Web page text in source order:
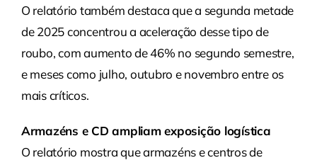
O relatório também destaca que a segunda metade
de 2025 concentrou a aceleração desse tipo de
roubo, com aumento de 46% no segundo semestre,
e meses como julho, outubro e novembro entre os
mais críticos.
Armazéns e CD ampliam exposição logística
O relatório mostra que armazéns e centros de